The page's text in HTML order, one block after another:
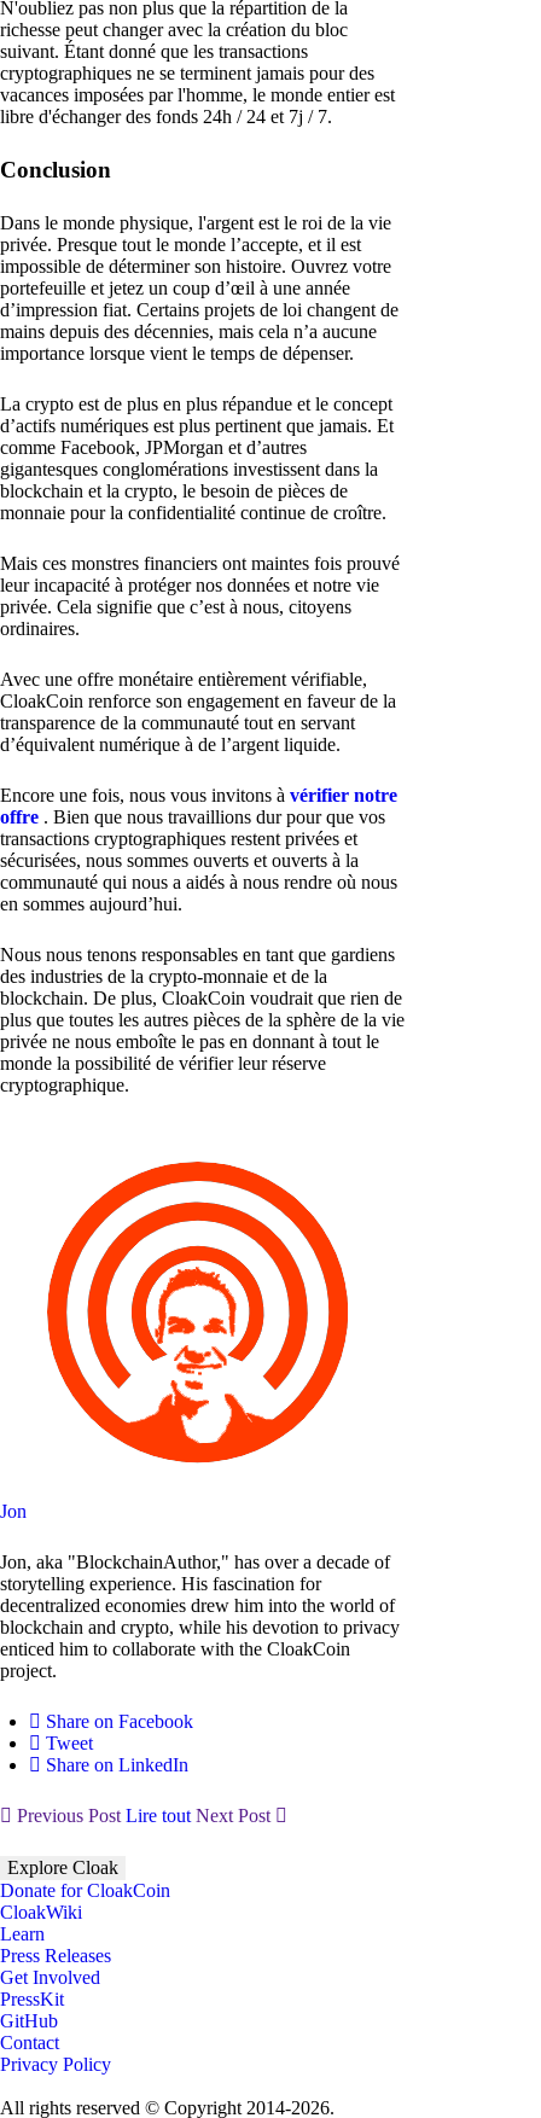
N'oubliez pas non plus que la répartition de la
richesse peut changer avec la création du bloc
suivant. Étant donné que les transactions
cryptographiques ne se terminent jamais pour des
vacances imposées par l'homme, le monde entier est
libre d'échanger des fonds 24h / 24 et 7j / 7.
Conclusion
Dans le monde physique, l'argent est le roi de la vie
privée. Presque tout le monde l’accepte, et il est
impossible de déterminer son histoire. Ouvrez votre
portefeuille et jetez un coup d’œil à une année
d’impression fiat. Certains projets de loi changent de
mains depuis des décennies, mais cela n’a aucune
importance lorsque vient le temps de dépenser.
La crypto est de plus en plus répandue et le concept
d’actifs numériques est plus pertinent que jamais. Et
comme Facebook, JPMorgan et d’autres
gigantesques conglomérations investissent dans la
blockchain et la crypto, le besoin de pièces de
monnaie pour la confidentialité continue de croître.
Mais ces monstres financiers ont maintes fois prouvé
leur incapacité à protéger nos données et notre vie
privée. Cela signifie que c’est à nous, citoyens
ordinaires.
Avec une offre monétaire entièrement vérifiable,
CloakCoin renforce son engagement en faveur de la
transparence de la communauté tout en servant
d’équivalent numérique à de l’argent liquide.
Encore une fois, nous vous invitons à vérifier notre
offre . Bien que nous travaillions dur pour que vos
transactions cryptographiques restent privées et
sécurisées, nous sommes ouverts et ouverts à la
communauté qui nous a aidés à nous rendre où nous
en sommes aujourd’hui.
Nous nous tenons responsables en tant que gardiens
des industries de la crypto-monnaie et de la
blockchain. De plus, CloakCoin voudrait que rien de
plus que toutes les autres pièces de la sphère de la vie
privée ne nous emboîte le pas en donnant à tout le
monde la possibilité de vérifier leur réserve
cryptographique.
Jon
Jon, aka "BlockchainAuthor," has over a decade of
storytelling experience. His fascination for
decentralized economies drew him into the world of
blockchain and crypto, while his devotion to privacy
enticed him to collaborate with the CloakCoin
project.
Share on Facebook
Tweet
Share on LinkedIn
Previous Post Lire tout Next Post
Explore Cloak
Donate for CloakCoin
CloakWiki
Learn
Press Releases
Get Involved
PressKit
GitHub
Contact
Privacy Policy
All rights reserved © Copyright 2014-2026.